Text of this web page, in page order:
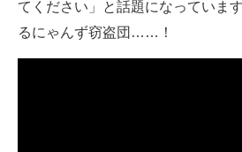
スマホと通信の最新トレンド
てください」と話題になっていま
るにゃんず窃盗団……！